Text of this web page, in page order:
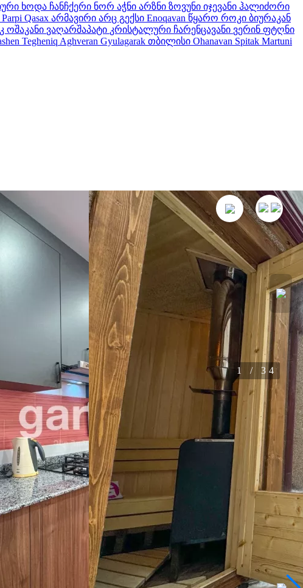
ხოდა ჩანჩქერი ნორ აჭნი არზნი ზოვუნი იჯევანი ჰალიძორი
Parpi Qasax არმავირი არც გექსი Enoqavan წყარო როკი ბიურაკან
ოშაკანი ვაღარშაპატი კრისტალური ჩარენცავანი ვერინ ფტღნი
Tegheniq Aghveran Gyulagarak თბილისი Ohanavan Spitak Martuni
1 / 34
სარეცხი მანქანასატელევიზიომაცივარი კერძები სასახლეები